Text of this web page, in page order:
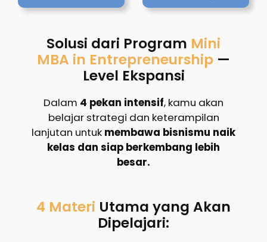
Solusi dari Program Mini
MBA in Entrepreneurship —
Level Ekspansi
Dalam 4 pekan intensif, kamu akan
belajar strategi dan keterampilan
lanjutan untuk membawa bisnismu naik
kelas dan siap berkembang lebih
besar.
4 Materi Utama yang Akan
Dipelajari: